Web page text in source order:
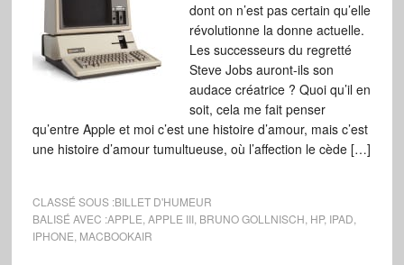
dont on n’est pas certain qu’elle
révolutionne la donne actuelle.
Les successeurs du regretté
Steve Jobs auront-ils son
audace créatrice ? Quoi qu’il en
soit, cela me fait penser
qu’entre Apple et moi c’est une histoire d’amour, mais c’est
une histoire d’amour tumultueuse, où l’affection le cède […]
CLASSÉ SOUS :BILLET D'HUMEUR
BALISÉ AVEC :APPLE APPLE III, BRUNO GOLLNISCH HP, IPAD
IPHONE MACBOOKAIR